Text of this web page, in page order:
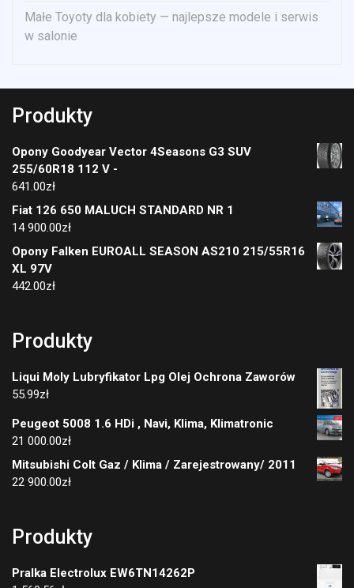
Małe Toyoty dla kobiety — najlepsze modele i serwis
w salonie
Produkty
Opony Goodyear Vector 4Seasons G3 SUV
255/60R18 112 V -
641.00zł
Fiat 126 650 MALUCH STANDARD NR 1
14 900.00zł
Opony Falken EUROALL SEASON AS210 215/55R16
XL 97V
442.00zł
Produkty
Liqui Moly Lubryfikator Lpg Olej Ochrona Zaworów
55.99zł
Peugeot 5008 1.6 HDi , Navi, Klima, Klimatronic
21 000.00zł
Mitsubishi Colt Gaz / Klima / Zarejestrowany/ 2011
22 900.00zł
Produkty
Pralka Electrolux EW6TN14262P